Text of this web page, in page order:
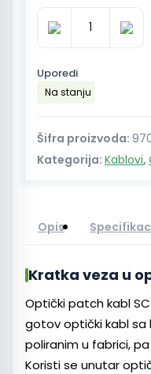
Optički
patch
kabl
LC/UPC
m
simplex
količina
Uporedi
Na stanju
Šifra proizvoda:
Kategorija: Kablovi,
Opis
Kratka veza u
Optički patch kabl
gotov optički kabl
poliranim u fabrici,
Koristi se unutar